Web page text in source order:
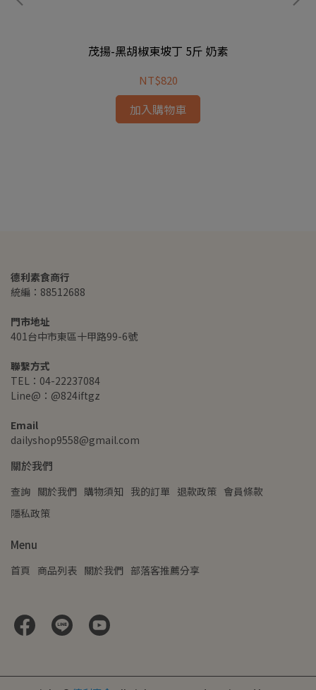
茂揚-黑胡椒東坡丁 5斤 奶素
NT$820
加入購物車
德利素食商行
統編：88512688
門市地址
401台中市東區十甲路99-6號
聯繫方式
TEL：04-22237084
Line@：@824iftgz
Email
dailyshop9558@gmail.com
關於我們
查詢 關於我們 購物須知 我的訂單 退款政策 會員條款
隱私政策
Menu
首頁 商品列表 關於我們 部落客推薦分享